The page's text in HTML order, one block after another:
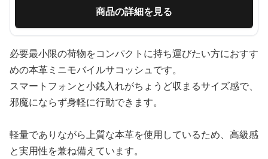
商品の詳細を見る
必要最小限の荷物をコンパクトに持ち運びたい方におすす
めの本革ミニモバイルサコッシュです。
スマートフォンと小銭入れがちょうど収まるサイズ感で、
邪魔にならず身軽に行動できます。
軽量でありながら上質な本革を使用しているため、高級感
と実用性を兼ね備えています。